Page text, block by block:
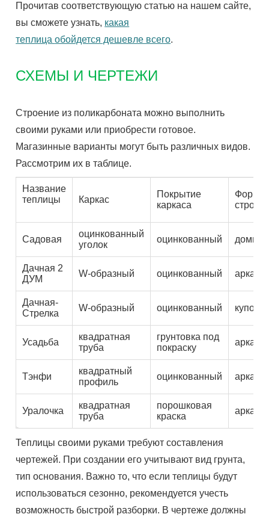
Прочитав соответствующую статью на нашем сайте,
вы сможете узнать, какая
теплицаобойдется дешевле всего.
СХЕМЫ И ЧЕРТЕЖИ
Строение из поликарбоната можно выполнить
своими руками или приобрести готовое.
Магазинные варианты могут быть различных видов.
Рассмотрим их в таблице.
Название
теплицы
Каркас
Покрытие
каркаса
Форма
Садовая
оцинкованный
уголок
оцинкованный домик
Дачная 2
ДУМ
W-образный оцинкованный арка
Дачная-
Стрелка
W-образный оцинкованный купол
Усадьба
квадратная
труба
грунтовка под
покраску
арка
Тэнфи
квадратный
профиль
оцинкованный арка
Уралочка
квадратная
труба
порошковая
краска
арка
Теплицы своими руками требуют составления
чертежей. При создании его учитывают вид грунта,
тип основания. Важно то, что если теплицы будут
использоваться сезонно, рекомендуется учесть
возможность быстрой разборки. В чертеже должны